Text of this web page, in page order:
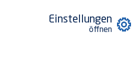
Einstellungen